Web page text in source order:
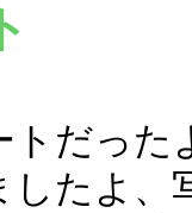
トだった
したよ、